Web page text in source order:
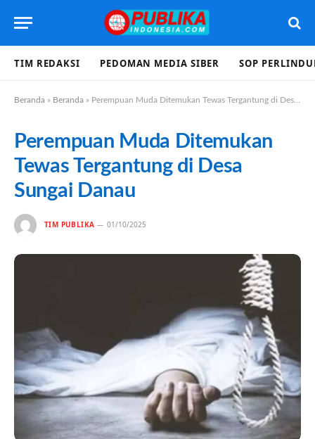
TIM REDAKSI PEDOMAN MEDIA SIBER SOP
Beranda » Beranda » Perempuan Muda Ditemukan Tewas Tergantung di Desa Sungai Danau
Perempuan Muda Ditemukan
Tewas Tergantung di Desa
Sungai Danau
TIM PUBLIKA 01/10/2025